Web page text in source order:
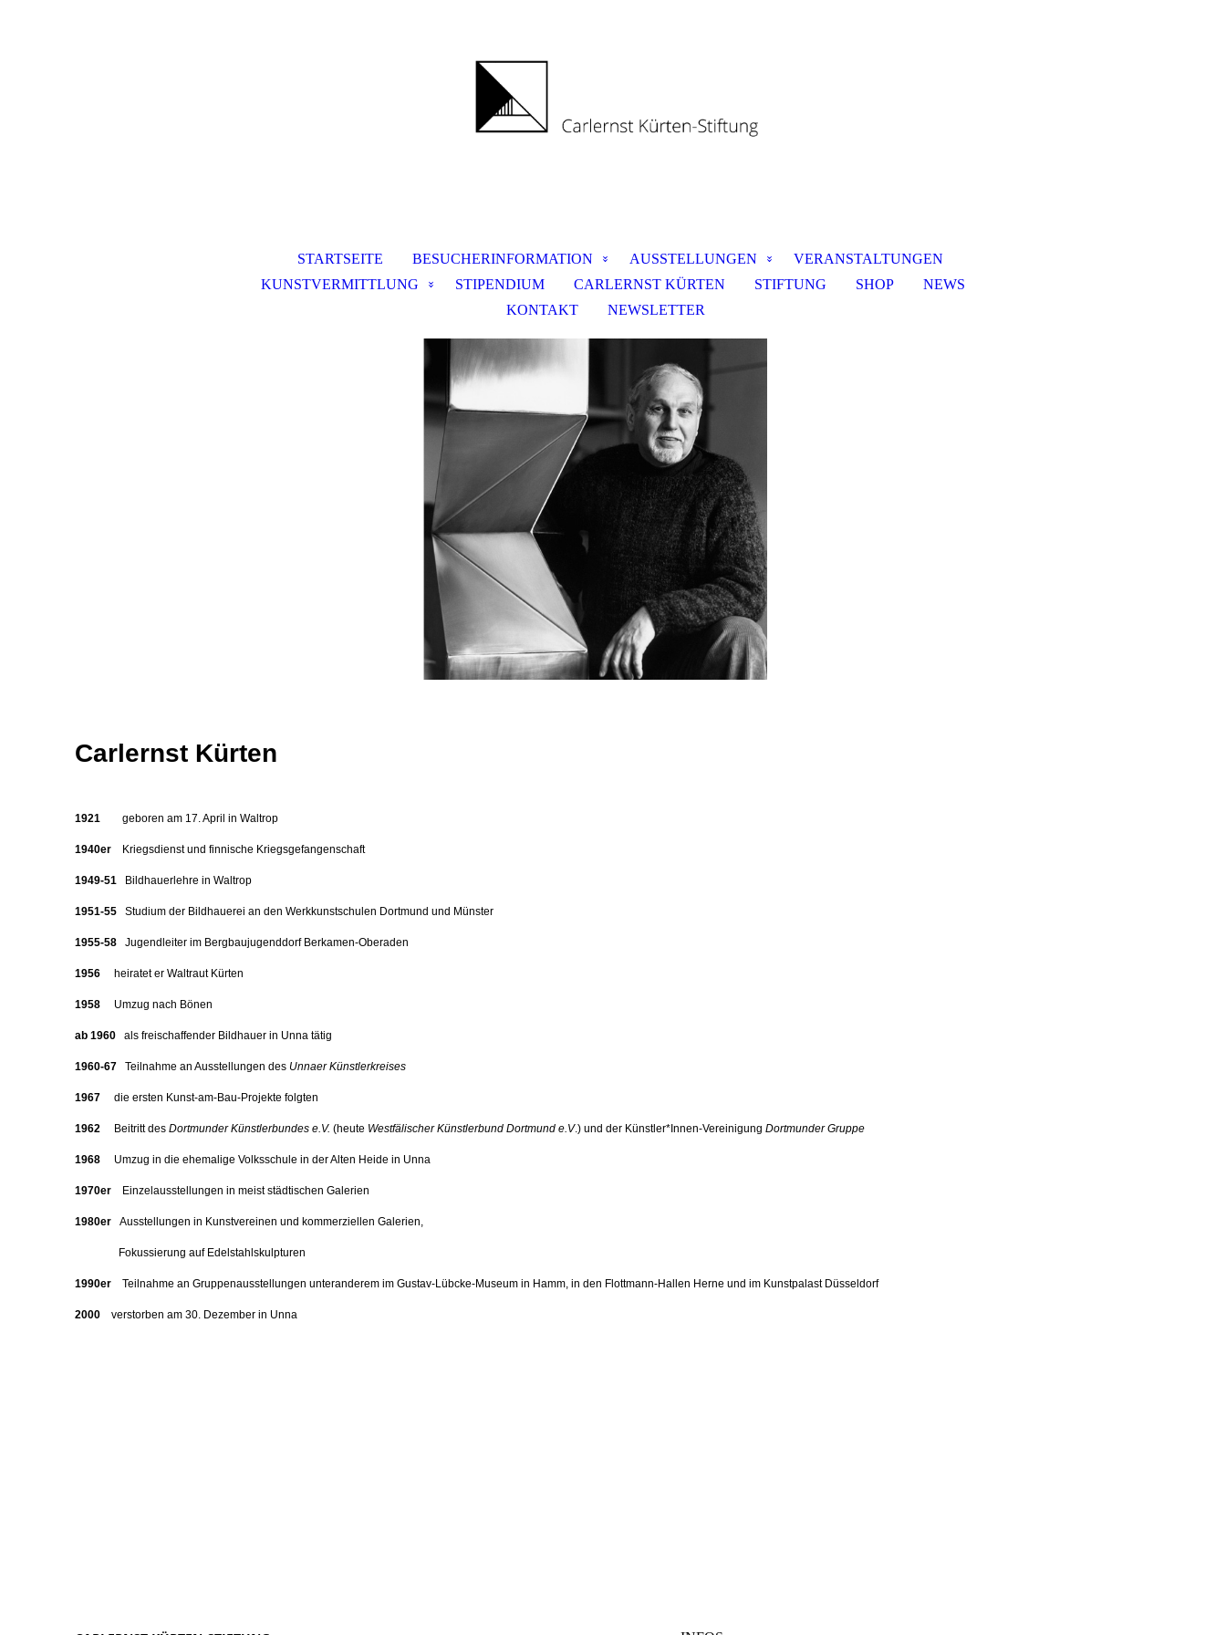
STARTSEITE BESUCHERINFORMATION AUSSTELLUNGEN
VERANSTALTUNGEN
KUNSTVERMITTLUNG
STIPENDIUM CARLERNST KÜRTEN STIFTUNG SHOP
NEWS
KONTAKT
NEWSLETTER
Carlernst Kürten
1921 geboren am 17. April in Waltrop
1940er Kriegsdienst und finnische Kriegsgefangenschaft
1949-51 Bildhauerlehre in Waltrop
1951-55 Studium der Bildhauerei an den Werkkunstschulen Dortmund und Münster
1955-58 Jugendleiter im Bergbaujugenddorf Berkamen-Oberaden
1956 heiratet er Waltraut Kürten
1958 Umzug nach Bönen
ab 1960 als freischaffender Bildhauer in Unna tätig
1960-67 Teilnahme an Ausstellungen des Unnaer Künstlerkreises
1967 die ersten Kunst-am-Bau-Projekte folgten
1962 Beitritt des Dortmunder Künstlerbundes e.V. (heute Westfälischer Künstlerbund Dortmund e.V.) und der Künstler*Innen-Vereinigung Dortmunder Gruppe
1968 Umzug in die ehemalige Volksschule in der Alten Heide in Unna
1970er Einzelausstellungen in meist städtischen Galerien
1980er Ausstellungen in Kunstvereinen und kommerziellen Galerien,
Fokussierung auf Edelstahlskulpturen
1990er Teilnahme an Gruppenausstellungen unteranderem im Gustav-Lübcke-Museum in Hamm, in den Flottmann-Hallen Herne und im Kunstpalast Düsseldorf
2000 verstorben am 30. Dezember in Unna